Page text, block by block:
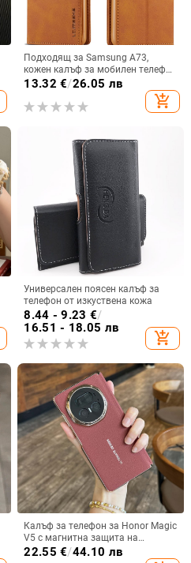
Подходящ за Samsung A73,
кожен калъф за мобилен телефон
A36/A16, калъф за мобилен
телефон A26/A56, флип калъф,
защитен калъф, невидима скоба.
13.32 €/26.05 лв
add_shopping_cart
Универсален поясен калъф за
телефон от изкуствена кожа
8.44 - 9.23 €/
16.51 - 18.05 лв
add_shopping_cart
Калъф за телефон за Honor Magic
V5 с магнитна защита на
централната ос, пълна защита на
22.55 €/44.10 лв